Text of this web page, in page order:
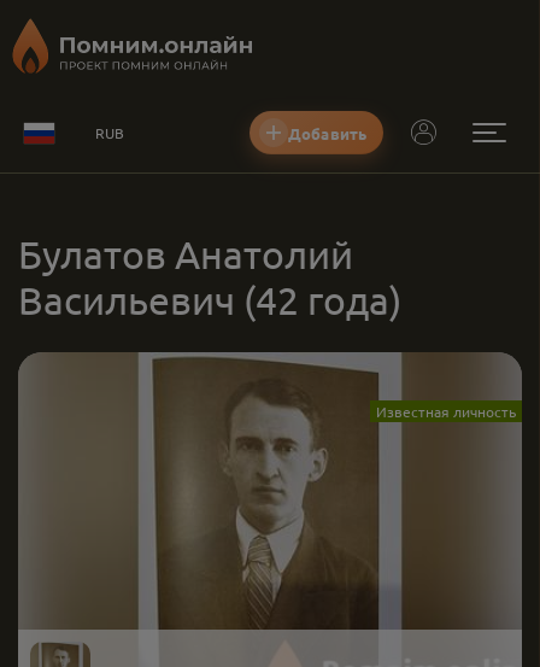
RUB Добавить
Булатов Анатолий
Васильевич (42 года)
Известная личность